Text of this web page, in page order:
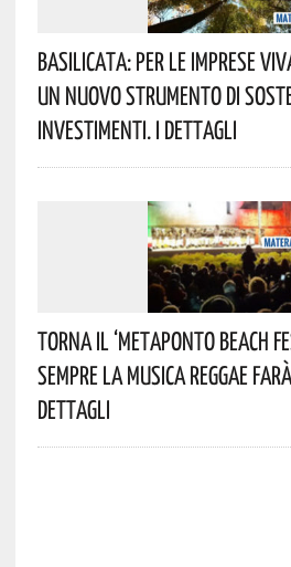
Basilicata: Per Le Imprese
Un Nuovo Strumento Di
Investimenti. I Dettagli
Torna Il ‘Metaponto Beach
Sempre La Musica Reggae
Dettagli